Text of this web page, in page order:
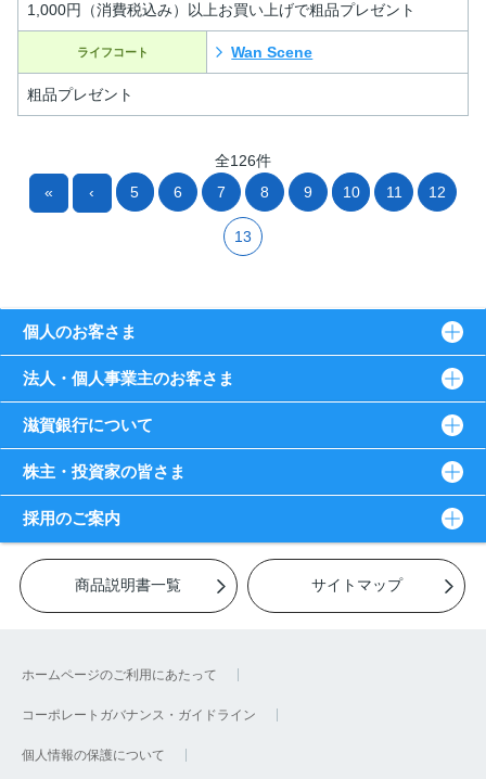
1,000円（消費税込み）以上お買い上げで粗品プレゼント
ライフコート Wan Scene
粗品プレゼント
全126件
«
‹ 5 6 7 8 9 10 11 12
13
個人のお客さま
法人・個人事業主のお客さま
滋賀銀行について
株主・投資家の皆さま
採用のご案内
商品説明書一覧 サイトマップ
ホームページのご利用にあたって
コーポレートガバナンス・ガイドライン
個人情報の保護について